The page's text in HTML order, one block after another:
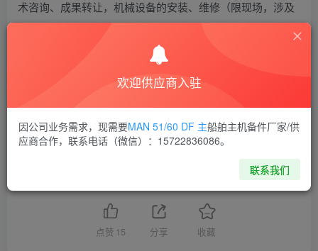
术咨询、成果转让，机械设备的安装、维修（限现场，涉及
分支机构经营）；批发、零售：机电设备（除小轿车）。
THE END
供应商通讯录 浙江
点赞 15 分享 收藏
欢迎供应商入驻
因公司业务需求，现需要MAN 51/60 DF 主船舶主机备件厂家/供
应商合作，联系电话（微信）：15722836086。
联系我们